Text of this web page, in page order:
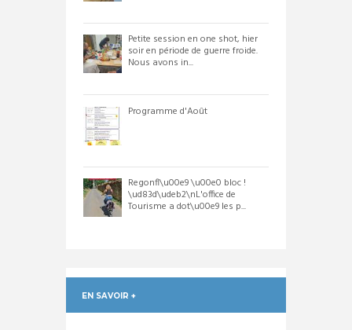
Petite session en one shot, hier
soir en période de guerre froide.
Nous avons in...
Programme d'Août
Regonfl\u00e9 \u00e0 bloc !
\ud83d\udeb2\nL'office de
Tourisme a dot\u00e9 les p...
EN SAVOIR +